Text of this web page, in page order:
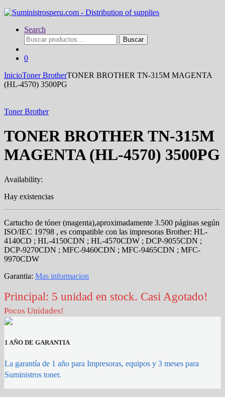
Search
Buscar
por:
Buscar
0
InicioToner BrotherTONER BROTHER TN-315M MAGENTA
(HL-4570) 3500PG
Toner Brother
TONER BROTHER TN-315M
MAGENTA (HL-4570) 3500PG
Availability:
Hay existencias
Cartucho de tóner (magenta),aproximadamente 3.500 páginas según
ISO/IEC 19798 , es compatible con las impresoras Brother: HL-
4140CD ; HL-4150CDN ; HL-4570CDW ; DCP-9055CDN ;
DCP-9270CDN ; MFC-9460CDN ; MFC-9465CDN ; MFC-
9970CDW
Garantia: Mas informacion
Principal: 5 unidad en stock. Casi Agotado!
Pocos Unidades!
1 AÑO DE GARANTIA
La garantía de 1 año para Impresoras, equipos y 3 meses para
Suministros toner.